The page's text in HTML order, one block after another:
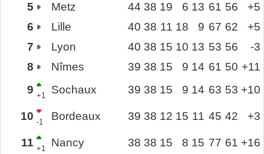
5
Metz 44 38 19 6 13 61 56
+5
6
Lille 40 38 11 18 9 67 62
+5
7
Lyon 40 38 15 10 13 53 56
-3
8
Nîmes 39 38 15 9 14 61 50 +11
9 +1 Sochaux 39 38 15 9 14 63 53 +10
10 -1 Bordeaux 39 38 12 15 11 45 42 +3
11 +1 Nancy 38 38 15 8 15 77 61 +16